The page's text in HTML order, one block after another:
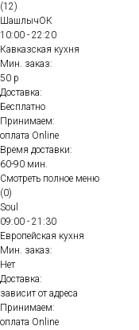
(12)
ШашлычОК
10:00 - 22:20
Кавказская кухня
Мин. заказ:
50 р
Доставка:
Бесплатно
Принимаем:
оплата Online
Время доставки:
60-90 мин.
Смотреть полное меню
(0)
Soul
09:00 - 21:30
Европейская кухня
Мин. заказ:
Нет
Доставка:
зависит от адреса
Принимаем:
оплата Online